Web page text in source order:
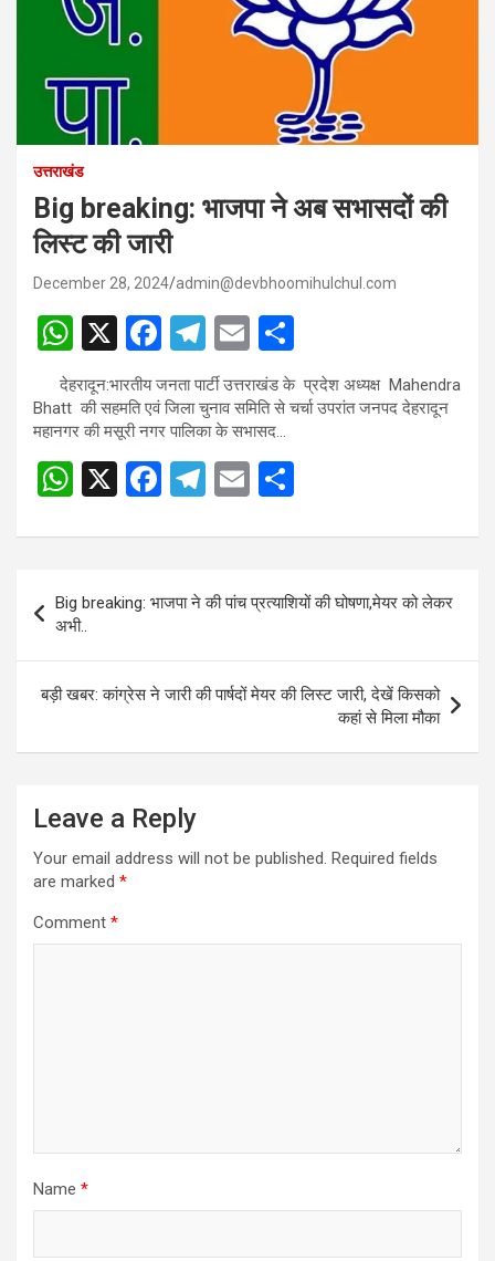
उत्तराखंड
Big breaking: भाजपा ने अब सभासदों की
लिस्ट की जारी
December 28, 2024 admin@devbhoomihulchul.com
W
h
at
s
A
p
p
X
F
a
ce
b
o
o
k
T
el
e
gr
a
m
E
m
ail
h
ar
देहरादून:भारतीय जनता पार्टी उत्तराखंड के प्रदेश अध्यक्ष Mahendra
Bhatt की सहमति एवं जिला चुनाव समिति से चर्चा उपरांत जनपद देहरादून
महानगर की मसूरी नगर पालिका के सभासद…
W
at
s
A
p
p
X
F
ce
o
o
k
T
e
gr
a
m
E
ail ar
e
navigation
Big breaking: भाजपा ने की पांच प्रत्याशियों की घोषणा,मेयर को लेकर
अभी..
बड़ी खबर: कांग्रेस ने जारी की पार्षदों मेयर की लिस्ट जारी, देखें किसको
कहां से मिला मौका
Leave a Reply
Your email address will not be published. Required fields
are marked *
Comment *
Name *